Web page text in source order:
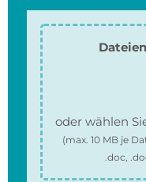
oder wählen
(max. 10 MBje
.doc,